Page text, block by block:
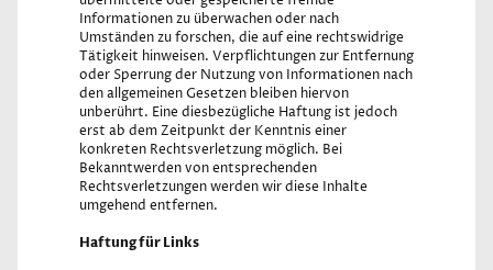
Informationen zu überwachen oder nach
Umständen zu forschen, die auf eine rechtswidrige
Tätigkeit hinweisen. Verpflichtungen zur Entfernung
oder Sperrung der Nutzung von Informationen nach
den allgemeinen Gesetzen bleiben hiervon
unberührt. Eine diesbezügliche Haftung ist jedoch
erst ab dem Zeitpunkt der Kenntnis einer
konkreten Rechtsverletzung möglich. Bei
Bekanntwerden von entsprechenden
Rechtsverletzungen werden wir diese Inhalte
umgehend entfernen.
Haftung für Links